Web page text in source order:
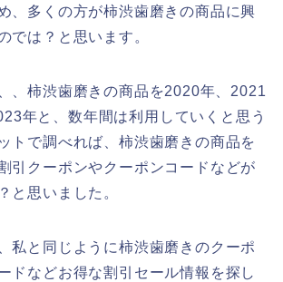
、多くの方が柿渋歯磨きの商品に興
では？と思います。
、柿渋歯磨きの商品を2020年、2021
年と、数年間は利用していくと思う
トで調べれば、柿渋歯磨きの商品を
引クーポンやクーポンコードなどが
と思いました。
私と同じように柿渋歯磨きのクーポ
ドなどお得な割引セール情報を探し